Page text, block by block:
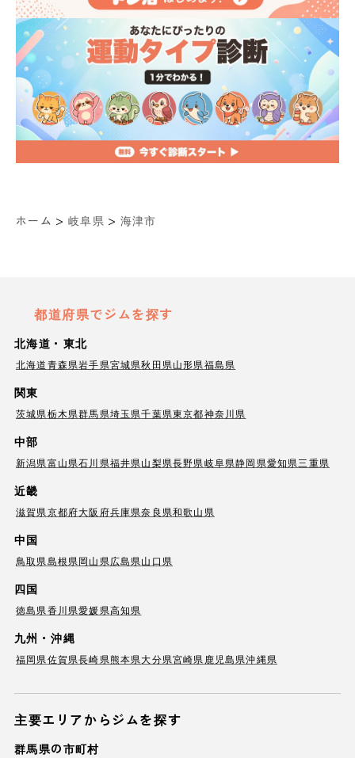
ホーム > 岐阜県 > 海津市
都道府県でジムを探す
北海道・東北
北海道青森県岩手県宮城県秋田県山形県福島県
関東
茨城県栃木県群馬県埼玉県千葉県東京都神奈川県
中部
新潟県富山県石川県福井県山梨県長野県岐阜県静岡県愛知県三重県
近畿
滋賀県京都府大阪府兵庫県奈良県和歌山県
中国
鳥取県島根県岡山県広島県山口県
四国
徳島県香川県愛媛県高知県
九州・沖縄
福岡県佐賀県長崎県熊本県大分県宮崎県 鹿児島県沖縄県
主要エリアからジムを探す
群馬県の市町村